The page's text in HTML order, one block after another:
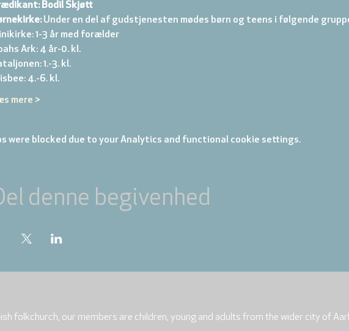
Bodil Skjøtt
Under en del af gudstjenesten mødes børn og teens i følgende
1-3 år med forælder
Ark: 4 år-0. kl.
1.-3. kl.
4.-6. kl.
mere >
were blocked due to your Analytics and functional cookie settings.
denne begivenhed
folkchurch, our members are children, young and adults from the wider city of